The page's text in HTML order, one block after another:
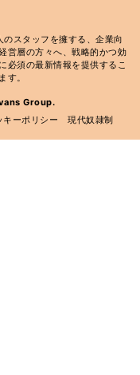
スタッフを擁する、企業向
営層の方々へ、戦略的かつ効
必須の最新情報を提供するこ
す。
Group.
キーポリシー 現代奴隷制